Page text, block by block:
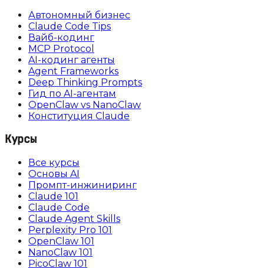
Автономный бизнес
Claude Code Tips
Вайб-кодинг
MCP Protocol
AI-кодинг агенты
Agent Frameworks
Deep Thinking Prompts
Гид по AI-агентам
OpenClaw vs NanoClaw
Конституция Claude
Курсы
Все курсы
Основы AI
Промпт-инжиниринг
Claude 101
Claude Code
Claude Agent Skills
Perplexity Pro 101
OpenClaw 101
NanoClaw 101
PicoClaw 101